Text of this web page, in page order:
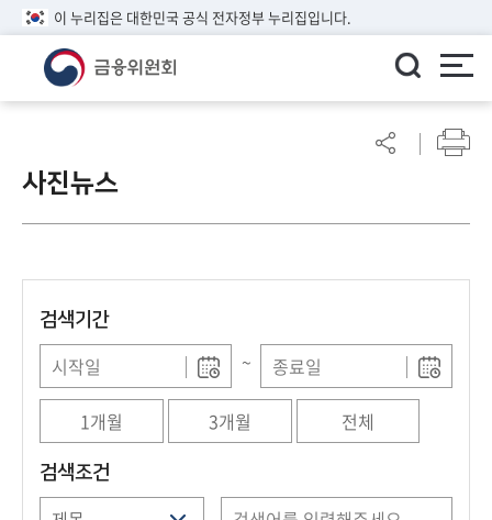
이 누리집은 대한민국 공식 전자정부 누리집입니다.
린
이알
사진뉴스
검색기간
~
1개월 3개월 전체
검색조건